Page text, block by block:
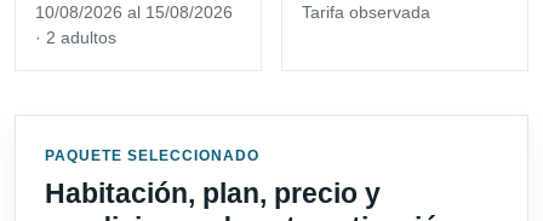
10/08/2026 al 15/08/2026
· 2 adultos
Tarifa observada
PAQUETE SELECCIONADO
Habitación, plan, precio y